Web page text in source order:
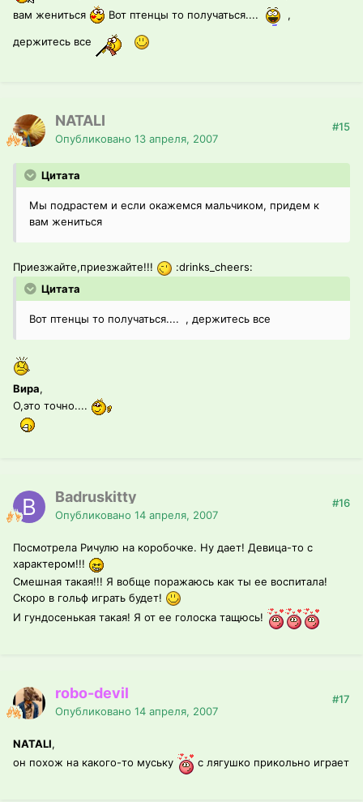
вам жениться
Вот птенцы то получаться.... ,
держитесь все
NATALI
Опубликовано 13 апреля, 2007
#15
Цитата
Мы подрастем и если окажемся мальчиком, придем к
вам жениться
Приезжайте,приезжайте!!!
:drinks_cheers:
Цитата
Вот птенцы то получаться.... , держитесь все
Вира,
О,это точно....
Badruskitty
Опубликовано 14 апреля, 2007
#16
Посмотрела Ричулю на коробочке. Ну дает! Девица-то с
характером!!!
Смешная такая!!! Я вобще поражаюсь как ты ее воспитала!
Скоро в гольф играть будет!
И гундосенькая такая! Я от ее голоска тащюсь!
robo-devil
Опубликовано 14 апреля, 2007
#17
NATALI,
он похож на какого-то муську
с лягушко прикольно играет